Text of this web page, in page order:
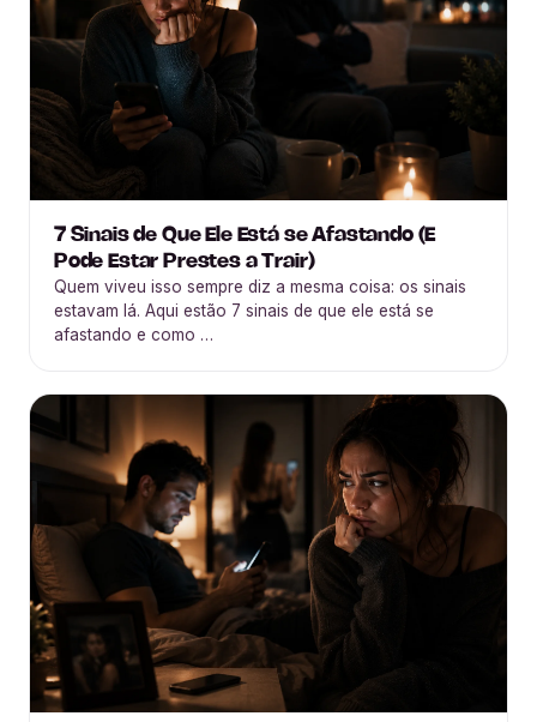
7 Sinais de Que Ele Está se Afastando (E
Pode Estar Prestes a Trair)
Quem viveu isso sempre diz a mesma coisa: os sinais
estavam lá. Aqui estão 7 sinais de que ele está se
afastando e como …